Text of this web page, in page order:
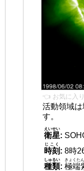
👈 お気に入
活動領域
す。
衛星
えいせい
:
時刻
じこく
: 8時
種類
しゅるい
: 極端
きょくた